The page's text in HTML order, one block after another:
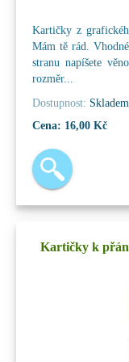
Kartičky z
Mám tě rád.
stranu napíšete
rozměr...
Dostupnost: Skladem
Cena: 16,00 Kč
Kartičky k